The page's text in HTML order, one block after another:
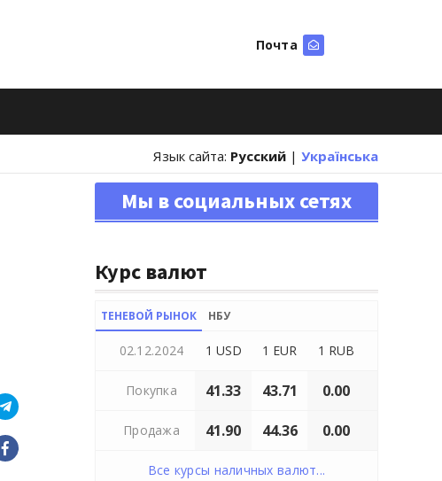
Почта
Язык сайта: Русский | Українська
Мы в социальных сетях
Курс валют
ТЕНЕВОЙ РЫНОК НБУ
02.12.2024 1 USD 1 EUR 1 RUB
Покупка 41.33 43.71 0.00
Продажа 41.90 44.36 0.00
Все курсы наличных валют...